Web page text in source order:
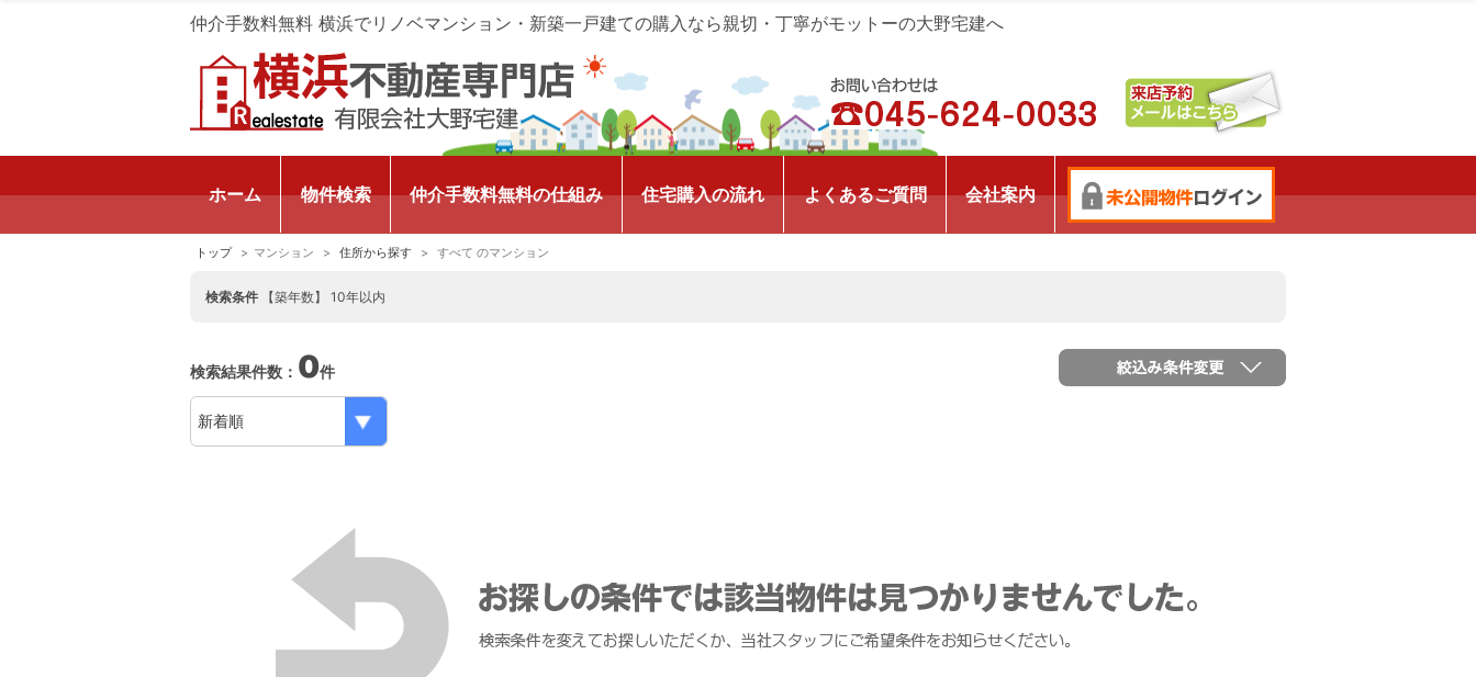
仲介手数料無料 横浜でリノベマンション・新築一戸建ての購入なら親切・丁寧がモットーの大野宅建へ
ホーム 物件検索 仲介手数料無料の仕組み 住宅購入の流れ よくあるご質問 会社案内
トップ マンション 住所から探す すべて のマンション
検索条件 【築年数】 10年以内
検索結果件数： 0件